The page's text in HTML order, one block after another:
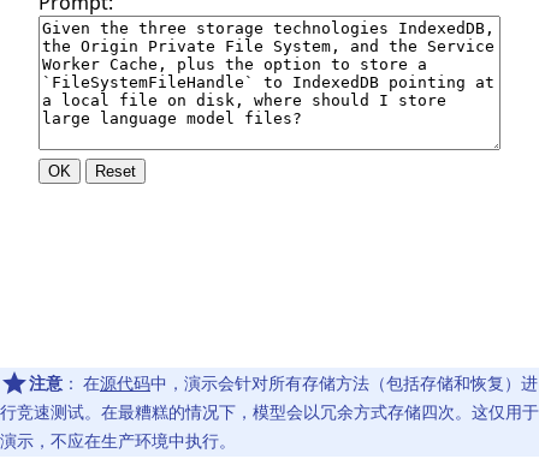
注意 ： 在源代码中，演示会针对所有存储方法（包括存储和恢复）进
行竞速测试。在最糟糕的情况下，模型会以冗余方式存储四次。这仅用于
演示，不应在生产环境中执行。